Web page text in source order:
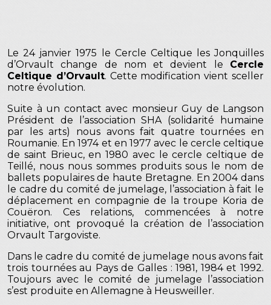
Le 24 janvier 1975 le Cercle Celtique les Jonquilles
d’Orvault change de nom et devient le Cercle
Celtique d’Orvault. Cette modification vient sceller
notre évolution.
Suite à un contact avec monsieur Guy de Langson
Président de l’association SHA (solidarité humaine
par les arts) nous avons fait quatre tournées en
Roumanie. En 1974 et en 1977 avec le cercle celtique
de saint Brieuc, en 1980 avec le cercle celtique de
Teillé, nous nous sommes produits sous le nom de
ballets populaires de haute Bretagne. En 2004 dans
le cadre du comité de jumelage, l’association à fait le
déplacement en compagnie de la troupe Koria de
Couëron. Ces relations, commencées à notre
initiative, ont provoqué la création de l’association
Orvault Targoviste.
Dans le cadre du comité de jumelage nous avons fait
trois tournées au Pays de Galles : 1981, 1984 et 1992.
Toujours avec le comité de jumelage l’association
s’est produite en Allemagne à Heusweiller.